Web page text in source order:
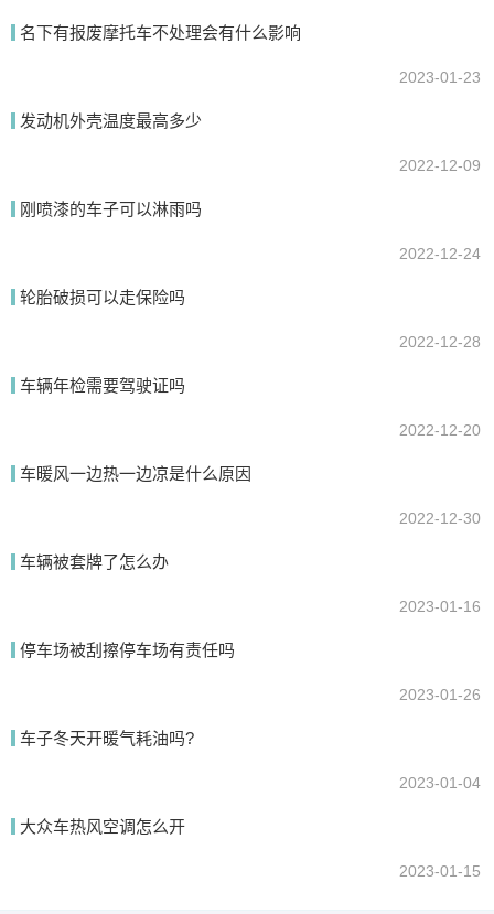
名下有报废摩托车不处理会有什么影响
2023-01-23
发动机外壳温度最高多少
2022-12-09
刚喷漆的车子可以淋雨吗
2022-12-24
轮胎破损可以走保险吗
2022-12-28
车辆年检需要驾驶证吗
2022-12-20
车暖风一边热一边凉是什么原因
2022-12-30
车辆被套牌了怎么办
2023-01-16
停车场被刮擦停车场有责任吗
2023-01-26
车子冬天开暖气耗油吗?
2023-01-04
大众车热风空调怎么开
2023-01-15